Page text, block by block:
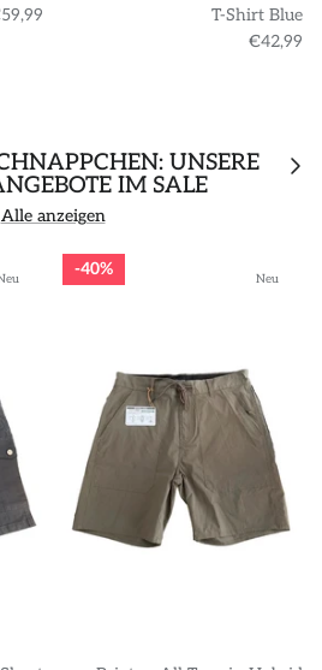
T-Shirt Blue
€42,99
UNSERE
IM SALE
Alle anzeigen
Neu
40%